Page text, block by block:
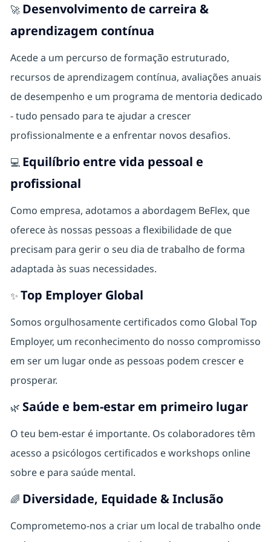
🚀 Desenvolvimento de carreira &
aprendizagem contínua
Acede a um percurso de formação estruturado,
recursos de aprendizagem contínua, avaliações anuais
de desempenho e um programa de mentoria dedicado
- tudo pensado para te ajudar a crescer
profissionalmente e a enfrentar novos desafios.
💻 Equilíbrio entre vida pessoal e
profissional
Como empresa, adotamos a abordagem BeFlex, que
oferece às nossas pessoas a flexibilidade de que
precisam para gerir o seu dia de trabalho de forma
adaptada às suas necessidades.
✨ Top Employer Global
Somos orgulhosamente certificados como Global Top
Employer, um reconhecimento do nosso compromisso
em ser um lugar onde as pessoas podem crescer e
prosperar.
🌿 Saúde e bem-estar em primeiro lugar
O teu bem‑estar é importante. Os colaboradores têm
acesso a psicólogos certificados e workshops online
sobre e para saúde mental.
🌈 Diversidade, Equidade & Inclusão
Comprometemo-nos a criar um local de trabalho onde